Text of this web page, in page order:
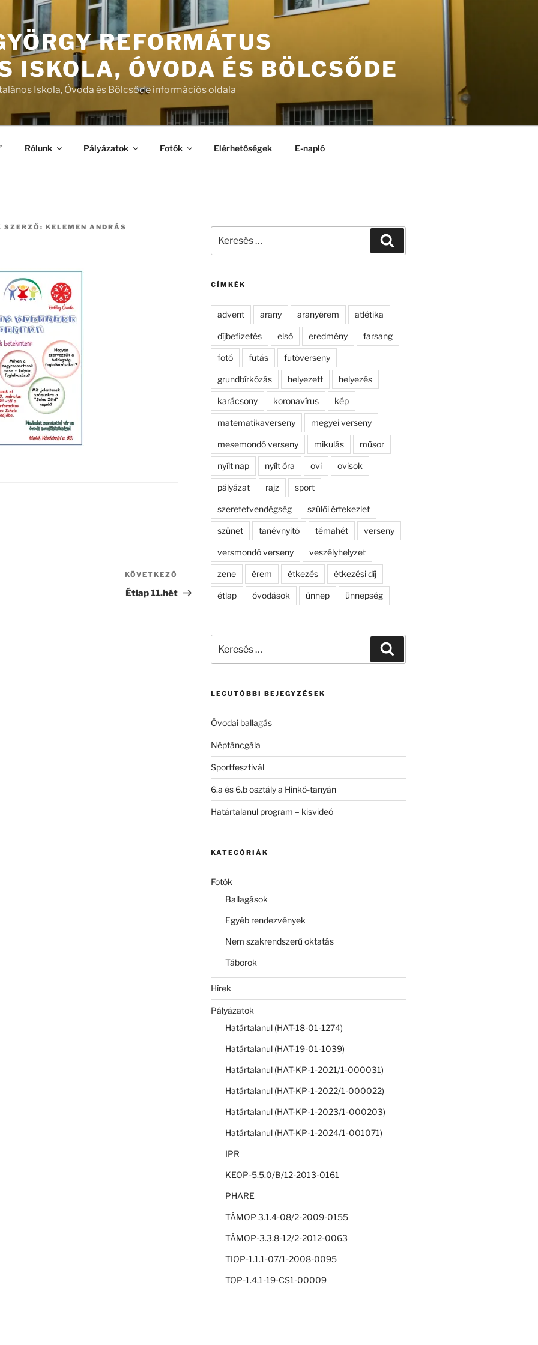
REFORMÁTUS
ISKOLA, ÓVODA ÉS BÖLCSŐDE
Iskola, Óvoda és Bölcsőde információs oldala
Rólunk Pályázatok Fotók Elérhetőségek E-napló
SZERZŐ: KELEMEN ANDRÁS
Következő
bejegyzés
KÖVETKEZŐ
Étlap 11.hét
következő
CÍMKÉK
advent arany aranyérem atlétika
díjbefizetés első eredmény farsang
fotó futás futóverseny
grundbírkózás helyezett helyezés
karácsony koronavírus kép
matematikaverseny megyei verseny
mesemondó verseny mikulás műsor
nyílt nap nyílt óra ovi ovisok
pályázat rajz sport
szeretetvendégség szülői értekezlet
szünet tanévnyitó témahét verseny
versmondó verseny veszélyhelyzet
zene érem étkezés étkezési díj
étlap óvodások ünnep ünnepség
következő
LEGUTÓBBI BEJEGYZÉSEK
Óvodai ballagás
Néptáncgála
Sportfesztivál
6.a és 6.b osztály a Hinkó-tanyán
Határtalanul program – kisvideó
KATEGÓRIÁK
Fotók
Ballagások
Egyéb rendezvények
Nem szakrendszerű oktatás
Táborok
Hírek
Pályázatok
Határtalanul (HAT-18-01-1274)
Határtalanul (HAT-19-01-1039)
Határtalanul (HAT-KP-1-2021/1-000031)
Határtalanul (HAT-KP-1-2022/1-000022)
Határtalanul (HAT-KP-1-2023/1-000203)
Határtalanul (HAT-KP-1-2024/1-001071)
IPR
KEOP-5.5.0/B/12-2013-0161
PHARE
TÁMOP 3.1.4-08/2-2009-0155
TÁMOP-3.3.8-12/2-2012-0063
TIOP-1.1.1-07/1-2008-0095
TOP-1.4.1-19-CS1-00009